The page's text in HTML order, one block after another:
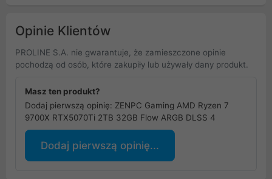
Opinie Klientów
PROLINE S.A. nie gwarantuje, że zamieszczone opinie
pochodzą od osób, które zakupiły lub używały dany produkt.
Masz ten produkt?
Dodaj pierwszą opinię: ZENPC Gaming AMD Ryzen 7
9700X RTX5070Ti 2TB 32GB Flow ARGB DLSS 4
Dodaj pierwszą opinię...